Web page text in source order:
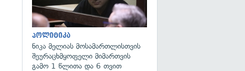
პოლიტიკა
ნიკა მელიას მოსამართლისთვის
შეურაცხმყოფელი მიმართვის
გამო 1 წლითა და 6 თვით